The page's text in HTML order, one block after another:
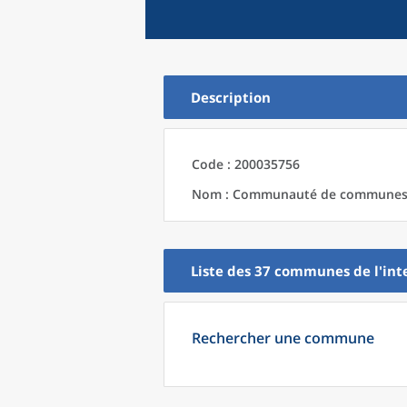
Description
Code : 200035756
Nom : Communauté de
Liste des 37 communes de l'
Rechercher une commune